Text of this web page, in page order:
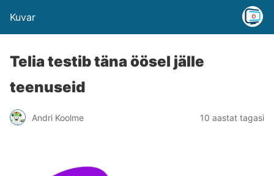
Kuvar
Telia testib täna öösel jälle
teenuseid
Andri Koolme 10 aastat tagasi